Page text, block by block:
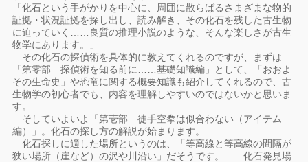
「化石という手がかりを中心に、周囲に散らばるさまざまな物的
証拠・状況証拠を探し出し、読み解き、その化石を残した古生物
に迫っていく……良質の推理小説のような、そんな楽しさが古生
物学にあります。」
その化石の探偵術を具体的に教えてくれるのですが、まずは
「第零部 探偵術を知る前に……基礎知識編」として、「おおよ
その生命史」や恐竜に関する概要知識も紹介してくれるので、古
生物学の初心者でも、内容を理解しやすいのではないかと思いま
す。
そしていよいよ「第壱部 徒手空拳は似合わない（アイテム
編）」。化石の探し方の解説が始まります。
化石探しに適した場所というのは、「等高線と等高線の間隔が
狭い場所（崖など）の沢や川沿い」だそうです。……化石発見場